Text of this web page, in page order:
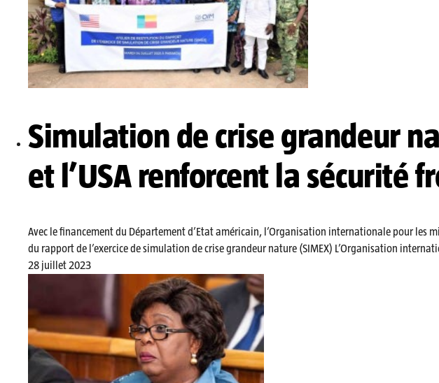
Simulation de crise grandeur
et l’USA renforcent la sécurité
Avec le financement du Département d’Etat américain, l’Organisation internationale pour les
du rapport de l’exercice de simulation de crise grandeur nature (SIMEX) L’Organisation
28 juillet 2023